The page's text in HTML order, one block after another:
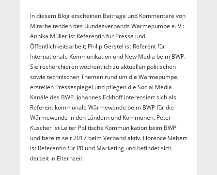
In diesem Blog erscheinen Beiträge und Kommentare von
Mitarbeitenden des Bundesverbands Wärmepumpe e. V.:
Annika Müller ist Referentin für Presse und
Öffentlichkeitsarbeit; Philip Gerstel ist Referent für
Internationale Kommunikation und New Media beim BWP.
Sie recherchieren wöchentlich zu aktuellen politischen
sowie technischen Themen rund um die Wärmepumpe,
erstellen Pressespiegel und pflegen die Social Media
Kanäle des BWP. Johannes Eckhoff interessiert sich als
Referent kommunale Wärmewende beim BWP für die
Wärmewende in den Ländern und Kommunen. Peter
Kuscher ist Leiter Politische Kommunikation beim BWP
und bereits seit 2017 beim Verband aktiv. Florence Siebert
ist Referentin für PR und Marketing und befindet sich
derzeit in Elternzeit.